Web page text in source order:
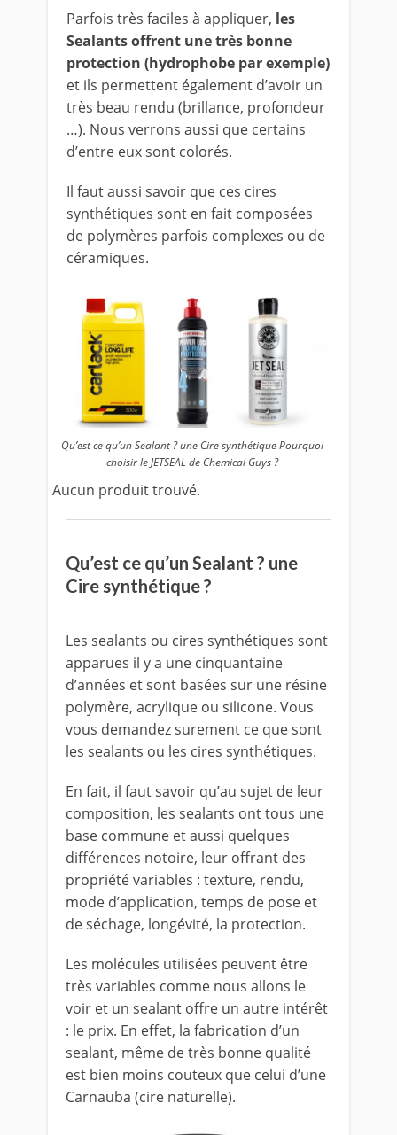
Parfois très faciles à appliquer, les
Sealants offrent une très bonne
protection (hydrophobe par exemple)
et ils permettent également d’avoir un
très beau rendu (brillance, profondeur
…). Nous verrons aussi que certains
d’entre eux sont colorés.
Il faut aussi savoir que ces cires
synthétiques sont en fait composées
de polymères parfois complexes ou de
céramiques.
Qu’est ce qu’un Sealant ? une Cire synthétique Pourquoi
choisir le JETSEAL de Chemical Guys ?
Aucun produit trouvé.
Qu’est ce qu’un Sealant ? une
Cire synthétique ?
Les sealants ou cires synthétiques sont
apparues il y a une cinquantaine
d’années et sont basées sur une résine
polymère, acrylique ou silicone. Vous
vous demandez surement ce que sont
les sealants ou les cires synthétiques.
En fait, il faut savoir qu’au sujet de leur
composition, les sealants ont tous une
base commune et aussi quelques
différences notoire, leur offrant des
propriété variables : texture, rendu,
mode d’application, temps de pose et
de séchage, longévité, la protection.
Les molécules utilisées peuvent être
très variables comme nous allons le
voir et un sealant offre un autre intérêt
: le prix. En effet, la fabrication d’un
sealant, même de très bonne qualité
est bien moins couteux que celui d’une
Carnauba (cire naturelle).